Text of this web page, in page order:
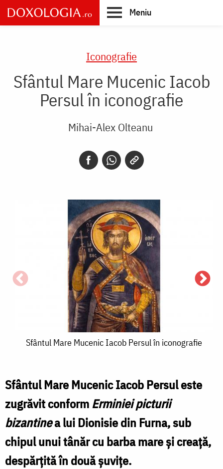
Skip
to
main
Meniu
Iconografie
Sfântul Mare Mucenic Iacob
Persul în iconografie
Mihai-Alex Olteanu
Sfântul
Mucenic
Iacob
Persul
în
iconografie
Sfântul Mare Mucenic Iacob Persul în iconografie
Sfântul Mare Mucenic Iacob Persul este
zugrăvit conformErminiei picturii
bizantinea lui Dionisie din Furna, sub
chipul unui tânăr cu barba mare și creață,
despărțită în două șuvițe.